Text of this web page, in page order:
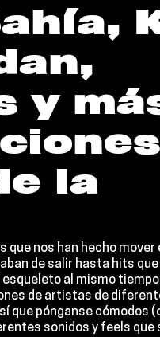
Álbumes de la Semana
y
la
que nos han hecho
de salir hasta hits
esqueleto al mismo
de artistas de
que pónganse cómodos
sonidos y feels que